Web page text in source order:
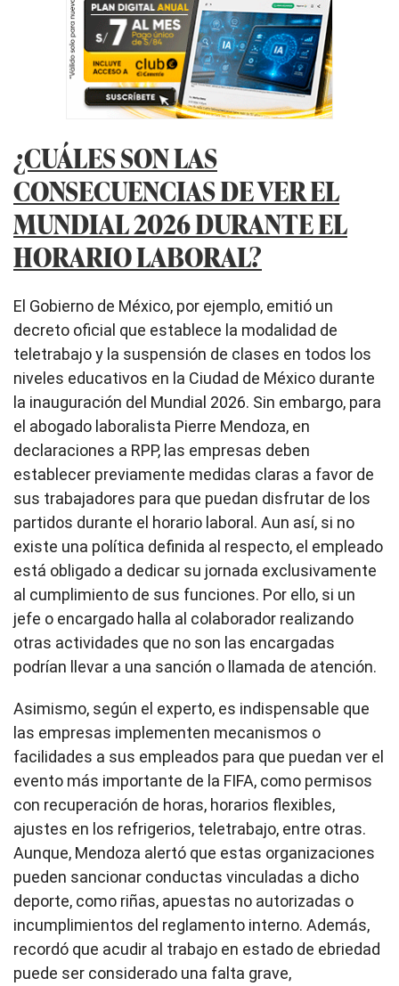
¿CUÁLES SON LAS
CONSECUENCIAS DE VER EL
MUNDIAL 2026 DURANTE EL
HORARIO LABORAL?
El Gobierno de México, por ejemplo, emitió un
decreto oficial que establece la modalidad de
teletrabajo y la suspensión de clases en todos los
niveles educativos en la Ciudad de México durante
la inauguración del Mundial 2026. Sin embargo, para
el abogado laboralista Pierre Mendoza, en
declaraciones a RPP, las empresas deben
establecer previamente medidas claras a favor de
sus trabajadores para que puedan disfrutar de los
partidos durante el horario laboral. Aun así, si no
existe una política definida al respecto, el empleado
está obligado a dedicar su jornada exclusivamente
al cumplimiento de sus funciones. Por ello, si un
jefe o encargado halla al colaborador realizando
otras actividades que no son las encargadas
podrían llevar a una sanción o llamada de atención.
Asimismo, según el experto, es indispensable que
las empresas implementen mecanismos o
facilidades a sus empleados para que puedan ver el
evento más importante de la FIFA, como permisos
con recuperación de horas, horarios flexibles,
ajustes en los refrigerios, teletrabajo, entre otras.
Aunque, Mendoza alertó que estas organizaciones
pueden sancionar conductas vinculadas a dicho
deporte, como riñas, apuestas no autorizadas o
incumplimientos del reglamento interno. Además,
recordó que acudir al trabajo en estado de ebriedad
puede ser considerado una falta grave,